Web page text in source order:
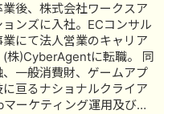
１０年 調剤機器メーカ
業企画１７年 （メンバー１
メント１０年） 建築資材
・・CMO １年半
後、株式会社ワークスア
ョンズに入社。ECコンサル
にて法人営業のキャリア
)CyberAgentに転職。 同
一般消費財、ゲームアプ
に亘るナショナルクライア
マーケティング運用及び新